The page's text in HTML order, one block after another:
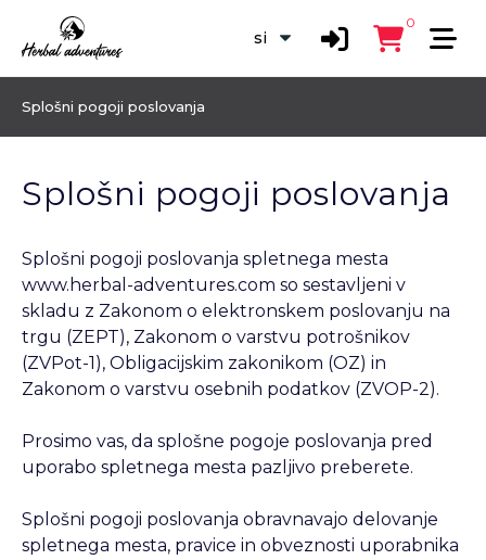
0
Splošni pogoji poslovanja
Splošni pogoji poslovanja
Splošni pogoji poslovanja spletnega mesta
www.herbal-adventures.com so sestavljeni v
skladu z Zakonom o elektronskem poslovanju na
trgu (ZEPT), Zakonom o varstvu potrošnikov
(ZVPot-1), Obligacijskim zakonikom (OZ) in
Zakonom o varstvu osebnih podatkov (ZVOP-2).
Prosimo vas, da splošne pogoje poslovanja pred
uporabo spletnega mesta pazljivo preberete.
Splošni pogoji poslovanja obravnavajo delovanje
spletnega mesta, pravice in obveznosti uporabnika